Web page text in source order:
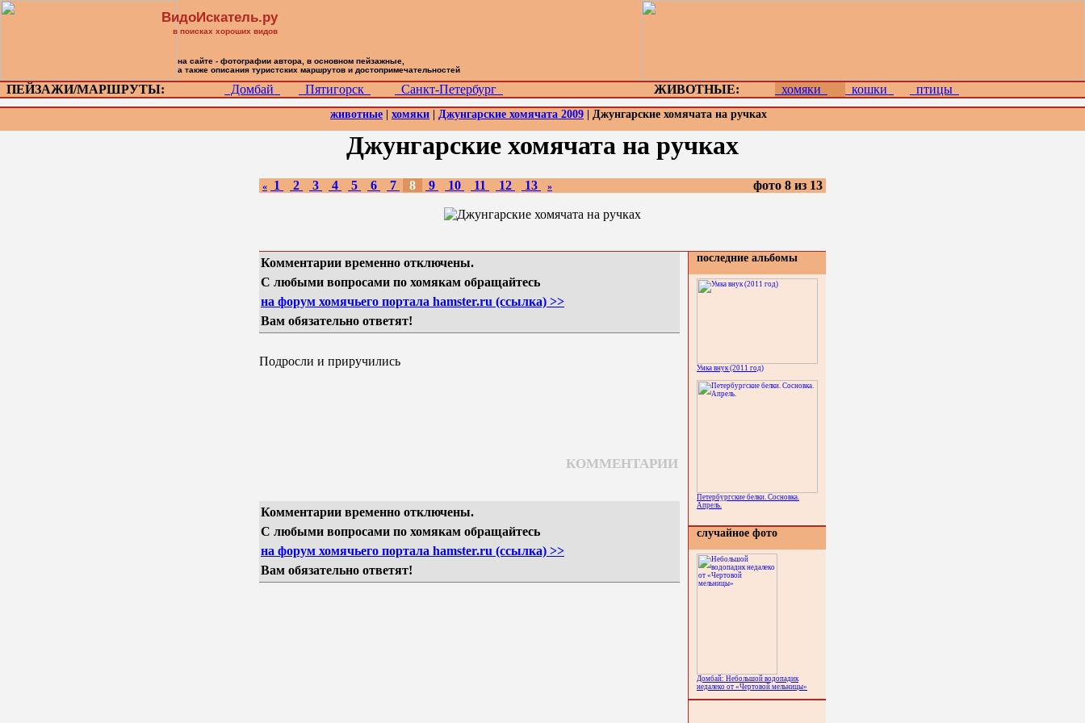
ПЕЙЗАЖИ/МАРШРУТЫ: Домбай Пятигорск Санкт-Петербург ЖИВОТНЫЕ: хомяки кошки птицы
животные хомяки Джунгарские хомячата 2009 | Джунгарские хомячата на ручках
Джунгарские хомячата на ручках
« 1 2 3 4 5 6 7 8 9 10 11 12 13 » фото 8 из 13
Комментарии временно отключены.
С любыми вопросами по хомякам обращайтесь
на форум хомячьего портала hamster.ru (ссылка) >>
Вам обязательно ответят!
Подросли и приручились
КОММЕНТАРИИ
Комментарии временно отключены.
С любыми вопросами по хомякам обращайтесь
на форум хомячьего портала hamster.ru (ссылка) >>
Вам обязательно ответят!
последние альбомы
Умка внук (2011 год)
Петербургские белки. Сосновка.
Апрель.
случайное фото
Домбай: Небольшой водопадик
недалеко от «Чертовой мельницы»
ВидоИскатель.ру
в поисках хороших видов
на сайте - фотографии автора, в основном пейзажные,
а также описания туристских маршрутов и достопримечательностей